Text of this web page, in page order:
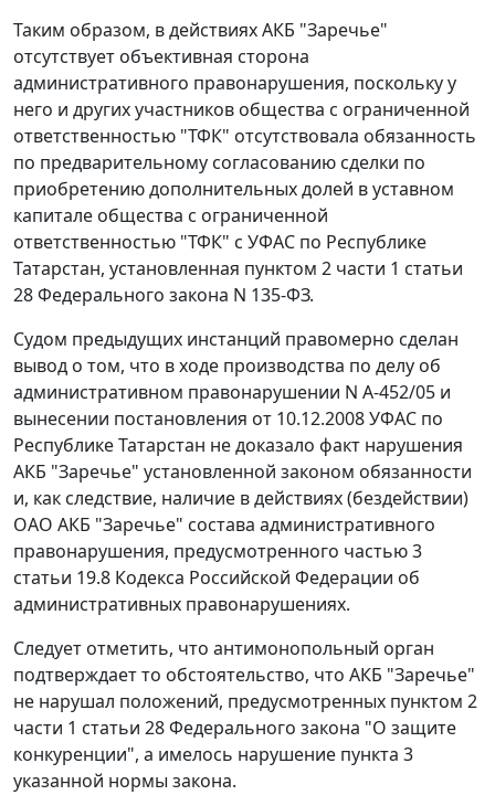
Таким образом, в действиях АКБ "Заречье"
отсутствует объективная сторона
административного правонарушения, поскольку у
него и других участников общества с ограниченной
ответственностью "ТФК" отсутствовала обязанность
по предварительному согласованию сделки по
приобретению дополнительных долей в уставном
капитале общества с ограниченной
ответственностью "ТФК" с УФАС по Республике
Татарстан, установленная пунктом 2 части 1 статьи
28Федерального закона N 135-ФЗ.
Судом предыдущих инстанций правомерно сделан
вывод о том, что в ходе производства по делу об
административном правонарушении N А-452/05 и
вынесении постановления от 10.12.2008 УФАС по
Республике Татарстан не доказало факт нарушения
АКБ "Заречье" установленной законом обязанности
и, как следствие, наличие в действиях (бездействии)
ОАО АКБ "Заречье" состава административного
правонарушения, предусмотренного частью 3
статьи 19.8 Кодекса Российской Федерации об
административных правонарушениях.
Следует отметить, что антимонопольный орган
подтверждает то обстоятельство, что АКБ "Заречье"
не нарушал положений, предусмотренных пунктом 2
части 1 статьи 28Федерального закона "О защите
конкуренции", а имелось нарушение пункта 3
указанной нормы закона.